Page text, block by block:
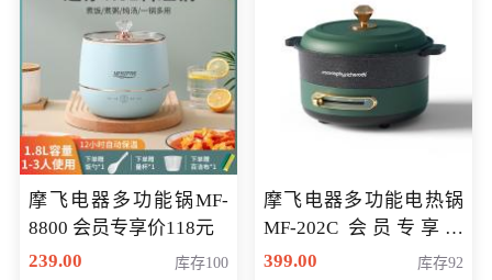
摩飞电器多功能锅MF-
8800 会员专享价118元
239.00
库存100
摩飞电器多功能电热锅
MF-202C 会员专享价
269元
399.00 库存92